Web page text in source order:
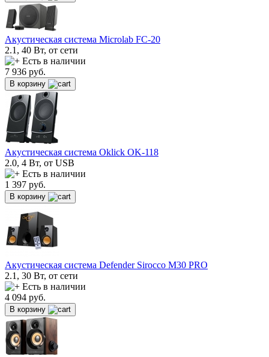
Акустическая система Microlab FC-20
2.1, 40 Вт, от сети
Есть в наличии
7 936 руб.
В корзину
Акустическая система Oklick OK-118
2.0, 4 Вт, от USB
Есть в наличии
1 397 руб.
В корзину
Акустическая система Defender Sirocco M30 PRO
2.1, 30 Вт, от сети
Есть в наличии
4 094 руб.
В корзину